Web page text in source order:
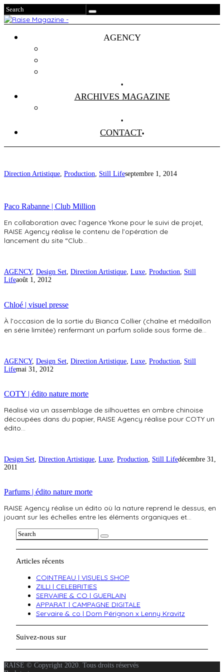
AGENCY
ARCHIVES MAGAZINE
CONTACT
Direction Artistique, Production, Still Lifeseptembre 1, 2014
Paco Rabanne | Club Million
En collaboration avec l’agence Ykone pour le suivi de projet,
RAISE Agency réalise le contenu de l’opération de
lancement du site “Club…
AGENCY, Design Set, Direction Artistique, Luxe, Production, Still
Lifeaoût 1, 2012
Chloé | visuel presse
À l’occasion de la sortie du Bianca Collier (chaîne et médaillon
en série limitée) renfermant un parfum solide sous forme de…
AGENCY, Design Set Direction Artistique Luxe Production
Still
Lifemai 31, 2012
COTY | édito nature morte
Réalisé via un assemblage de silhouettes en ombre chinoise
découpées dans du papier, RAISE Agency réalise pour COTY un
édito…
Design Set Direction Artistique Luxe Production Still Lifedécembre 31,
2011
Parfums | édito nature morte
RAISE Agency réalise un édito où la nature reprend le dessus, en
jouant sur les échelles entre les éléments organiques et…
Articles récents
COINTREAU | VISUELS SHOP
ZILLI | CELEBRITIES
SERVAIRE & CO | GUERLAIN
APPARAT | CAMPAGNE DIGITALE
Servaire & co | Dom Pérignon x Lenny Kravitz
Suivez-nous sur
RAISE © Copyright 2020. Tous droits réservés